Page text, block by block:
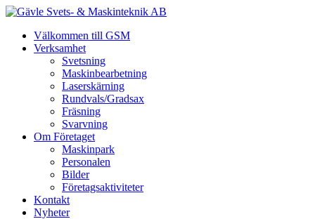
Välkommen till GSM
Verksamhet
Svetsning
Maskinbearbetning
Laserskärning
Rundvals/Gradsax
Fräsning
Svarvning
Om Företaget
Maskinpark
Personalen
Bilder
Företagsaktiviteter
Kontakt
Nyheter